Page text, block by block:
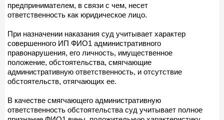
предпринимателем, в связи с чем, несет
ответственность как юридическое лицо.
При назначении наказания суд учитывает характер
совершенного ИП ФИО1 административного
правонарушения, его личность, имущественное
положение, обстоятельства, смягчающие
административную ответственность, и отсутствие
обстоятельств, отягчающих ее.
В качестве смягчающего административную
ответственность обстоятельства суд учитывает полное